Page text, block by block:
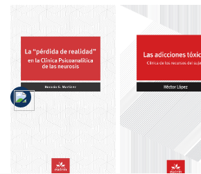
La "pérdida
de realidad"
en la Clínica
Psicoanalítica
de las
neurosis
adicciones
tóxicas